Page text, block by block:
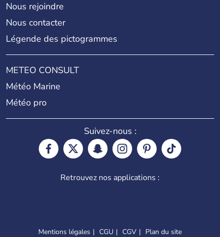
Nous rejoindre
Nous contacter
Légende des pictogrammes
METEO CONSULT
Météo Marine
Météo pro
Suivez-nous :
Retrouvez nos applications :
Mentions légales CGU CGV Plan du site